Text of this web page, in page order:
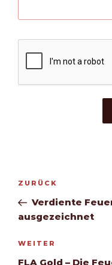
Vorheriger
Beitrag
ZURÜCK
Verdiente
ausgezeichnet
Nächster
Beitrag
WEITER
FLA Gold – Die